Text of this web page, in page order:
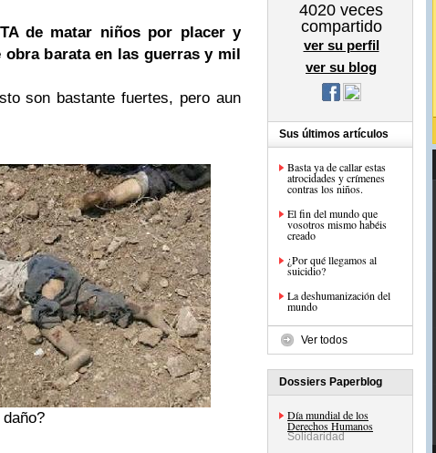
de matar niños por placer y
barata en las guerras y mil
son bastante fuertes, pero aun
4020 veces
compartido
ver su perfil
ver su blog
Sus últimos artículos
Basta ya de callar estas
atrocidades y crímenes
contras los niños.
El fin del mundo que
vosotros mismo habéis
creado
¿Por qué llegamos al
suicidio?
La deshumanización del
mundo
Ver todos
Dossiers Paperblog
Día mundial de los
Derechos Humanos
Solidaridad